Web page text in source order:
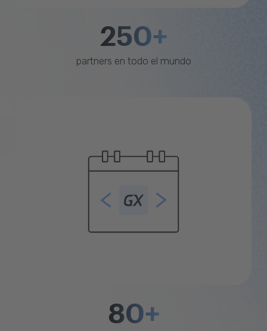
250+
partners en todo el mundo
80+